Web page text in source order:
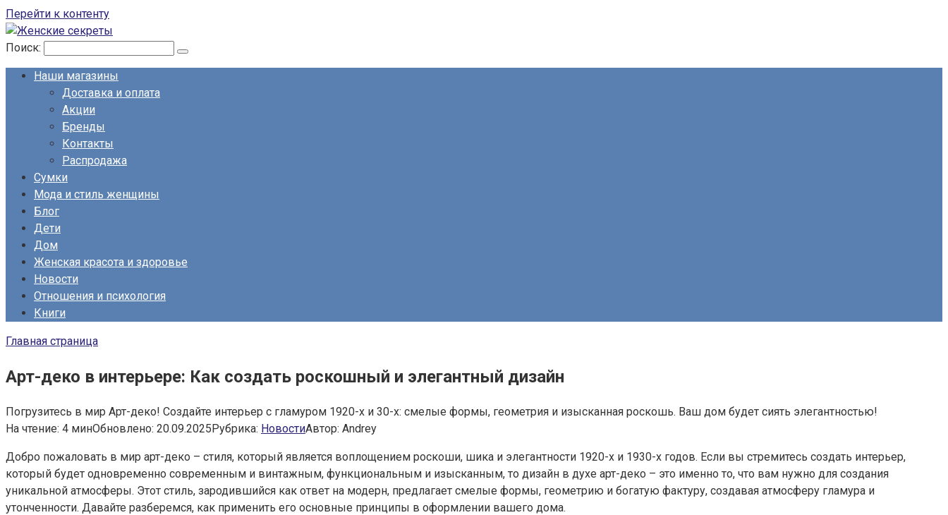
Перейти к контенту
Поиск:
Наши магазины
Доставка и оплата
Акции
Бренды
Контакты
Распродажа
Сумки
Мода и стиль женщины
Блог
Дети
Дом
Женская красота и здоровье
Новости
Отношения и психология
Книги
Главная страница
Арт-деко в интерьере: Как создать роскошный и элегантный дизайн
Погрузитесь в мир Арт-деко! Создайте интерьер с гламуром 1920-х и 30-х: смелые формы, геометрия и изысканная роскошь. Ваш дом будет сиять элегантностью!
На чтение: 4 минОбновлено: 20.09.2025Рубрика: НовостиАвтор: Andrey
Добро пожаловать в мир арт-деко – стиля, который является воплощением роскоши, шика и элегантности 1920-х и 1930-х годов. Если вы стремитесь создать интерьер,
который будет одновременно современным и винтажным, функциональным и изысканным, то дизайн в духе арт-деко – это именно то, что вам нужно для создания
уникальной атмосферы. Этот стиль, зародившийся как ответ на модерн, предлагает смелые формы, геометрию и богатую фактуру, создавая атмосферу гламура и
утонченности. Давайте разберемся, как применить его основные принципы в оформлении вашего дома.